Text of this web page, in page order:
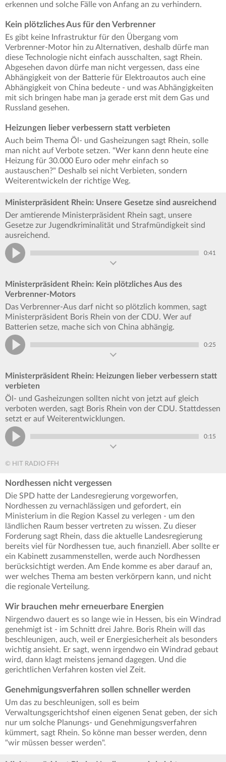
erkennen und solche Fälle von Anfang an zu verhindern.
Kein plötzliches Aus für den Verbrenner
Es gibt keine Infrastruktur für den Übergang vom
Verbrenner-Motor hin zu Alternativen, deshalb dürfe man
diese Technologie nicht einfach ausschalten, sagt Rhein.
Abgesehen davon dürfe man nicht vergessen, dass eine
Abhängigkeit von der Batterie für Elektroautos auch eine
Abhängigkeit von China bedeute - und was Abhängigkeiten
mit sich bringen habe man ja gerade erst mit dem Gas und
Russland gesehen.
Heizungen lieber verbessern statt verbieten
Auch beim Thema Öl- und Gasheizungen sagt Rhein, solle
man nicht auf Verbote setzen. "Wer kann denn heute eine
Heizung für 30.000 Euro oder mehr einfach so
austauschen?" Deshalb sei nicht Verbieten, sondern
Weiterentwickeln der richtige Weg.
Ministerpräsident Rhein: Unsere Gesetze sind ausreichend
Der amtierende Ministerpräsident Rhein sagt, unsere
Gesetze zur Jugendkriminalität und Strafmündigkeit sind
ausreichend.
0:41
Ministerpräsident Rhein: Kein plötzliches Aus des
Verbrenner-Motors
Das Verbrenner-Aus darf nicht so plötzlich kommen, sagt
Ministerpräsident Boris Rhein von der CDU. Wer auf
Batterien setze, mache sich von China abhängig.
0:25
Ministerpräsident Rhein: Heizungen lieber verbessern statt
verbieten
Öl- und Gasheizungen sollten nicht von jetzt auf gleich
verboten werden, sagt Boris Rhein von der CDU. Stattdessen
setzt er auf Weiterentwicklungen.
0:15
© HIT RADIO FFH
Nordhessen nicht vergessen
Die SPD hatte der Landesregierung vorgeworfen,
Nordhessen zu vernachlässigen und gefordert, ein
Ministerium in die Region Kassel zu verlegen - um den
ländlichen Raum besser vertreten zu wissen. Zu dieser
Forderung sagt Rhein, dass die aktuelle Landesregierung
bereits viel für Nordhessen tue, auch finanziell. Aber sollte er
ein Kabinett zusammenstellen, werde auch Nordhessen
berücksichtigt werden. Am Ende komme es aber darauf an,
wer welches Thema am besten verkörpern kann, und nicht
die regionale Verteilung.
Wir brauchen mehr erneuerbare Energien
Nirgendwo dauert es so lange wie in Hessen, bis ein Windrad
genehmigt ist - im Schnitt drei Jahre. Boris Rhein will das
beschleunigen, auch, weil er Energiesicherheit als besonders
wichtig ansieht. Er sagt, wenn irgendwo ein Windrad gebaut
wird, dann klagt meistens jemand dagegen. Und die
gerichtlichen Verfahren kosten viel Zeit.
Genehmigungsverfahren sollen schneller werden
Um das zu beschleunigen, soll es beim
Verwaltungsgerichtshof einen eigenen Senat geben, der sich
nur um solche Planungs- und Genehmigungsverfahren
kümmert, sagt Rhein. So könne man besser werden, denn
"wir müssen besser werden".